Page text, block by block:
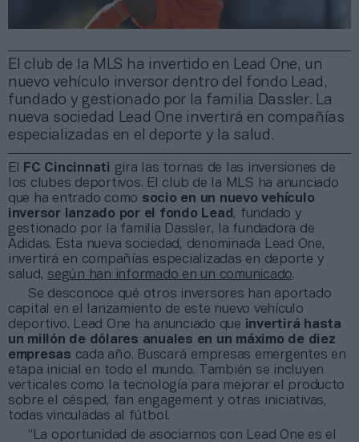
El club de la MLS ha invertido en Lead One, un
nuevo vehículo inversor dentro del fondo Lead,
fundado y gestionado por la familia Dassler. La
nueva sociedad Lead One invertirá en compañías
especializadas en el deporte y la salud.
El FC Cincinnati gira las tornas de las inversiones de
los clubes deportivos. El club de la MLS ha anunciado
que ha entrado como socio en un nuevo vehículo
inversor lanzado por el fondo Lead , fundado y
gestionado por la familia Dassler, la fundadora de
Adidas. Esta nueva sociedad, denominada Lead One,
invertirá en compañías especializadas en deporte y
salud, según han informado en un comunicado.
Se desconoce qué otros inversores han aportado
capital en el lanzamiento de este nuevo vehículo
deportivo. Lead One ha anunciado que invertirá hasta
un millón de dólares anuales en un máximo de diez
empresas cada año. Buscará empresas emergentes en
etapa inicial en todo el mundo. También se incluyen
verticales como la tecnología para mejorar el producto
sobre el césped, fan engagement y otras iniciativas,
todas vinculadas al fútbol.
“La oportunidad de asociarnos con Lead One es el